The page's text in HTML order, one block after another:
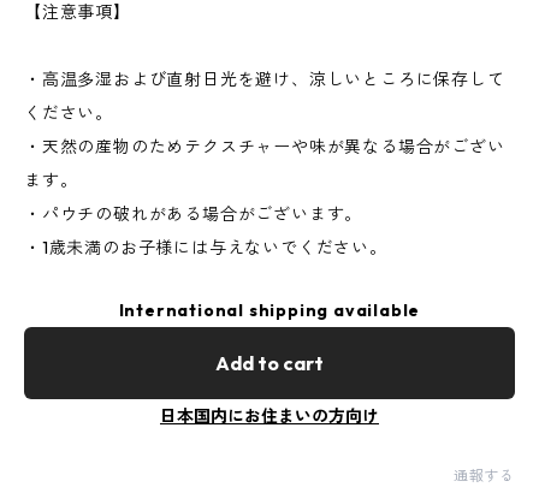
【注意事項】
・高温多湿および直射日光を避け、涼しいところに保存して
ください。
・天然の産物のためテクスチャーや味が異なる場合がござい
ます。
・パウチの破れがある場合がございます。
・1歳未満のお子様には与えないでください。
International shipping available
Add to cart
日本国内にお住まいの方向け
通報する